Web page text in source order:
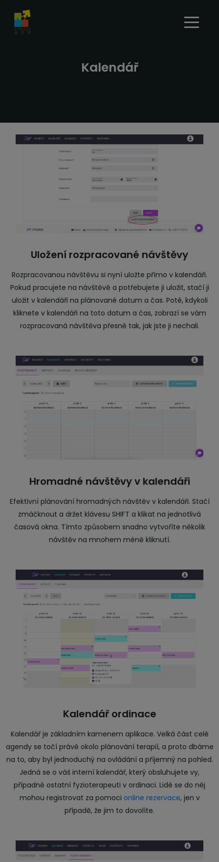
Kalendář
Uložení rozpracované návštěvy
Rozpracovanou návštěvu si nyní uložte přímo v kalendáři.
Pokud pracujete na návštěvě a potřebujete ji uložit, stačí ji
uložit v kalendáři na plánované datum a čas. Poté, kdykoli
kliknete v kalendáři na toto datum a čas, zobrazí se vám
rozpracovaná návštěva přesně tak, jak jste ji nechali.
Hromadné návštěvy v kalendáři
Efektivní plánování hromadných návštěv v kalendáři. Stačí
zmáčknout a držet klávesu SHIFT a klikat na jednotlivá
časová okna. Tímto způsobem snadno vytvoříte několik
návštěv na mnohem méně kliknutí.
Kalendář ordinace
Kalendář je základním kamenem aplikace. Velká část celé
agendy se točí právě okolo plánování terapií, a proto dbáme
na to, aby byl jednoduchý na ovládání a příjemný na pohled.
Jedná se o váš interní kalendář, který obsluhujete vy,
případně ostatní fyzioterapeuti v ordinaci. Lidé se do něj
mohou registrovat za pomoci online rezervace, jen v
případě, že jim to dovolíte.